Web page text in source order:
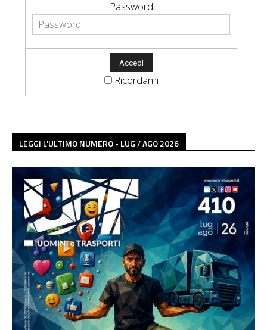
Password
Ricordami
LEGGI L'ULTIMO NUMERO - LUG / AGO 2026